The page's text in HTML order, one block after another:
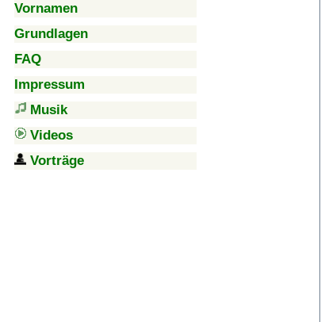
Vornamen
Grundlagen
FAQ
Impressum
Musik
Videos
Vorträge